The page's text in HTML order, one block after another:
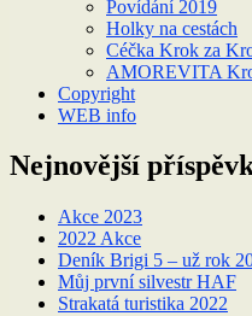
Povídání 2019
Holky na cestách
Céčka Krok za
AMOREVITA
Copyright
WEB info
Nejnovější
Akce 2023
2022 Akce
Deník Brigi 5 – už rok
Můj první silvestr HAF
Strakatá turistika 2022